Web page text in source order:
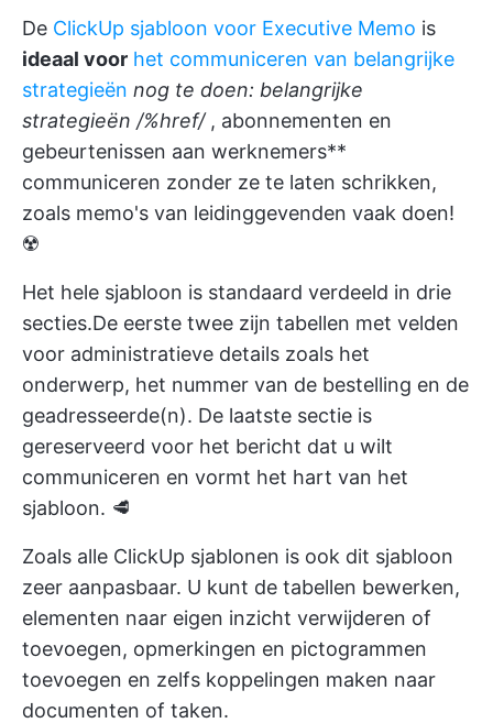
De ClickUp sjabloon voor Executive Memo is
ideaal voor het communiceren van belangrijke
strategieën nog te doen: belangrijke
strategieën /%href/ , abonnementen en
gebeurtenissen aan werknemers**
communiceren zonder ze te laten schrikken,
zoals memo's van leidinggevenden vaak doen!
☢️
Het hele sjabloon is standaard verdeeld in drie
secties.De eerste twee zijn tabellen met velden
voor administratieve details zoals het
onderwerp, het nummer van de bestelling en de
geadresseerde(n). De laatste sectie is
gereserveerd voor het bericht dat u wilt
communiceren en vormt het hart van het
sjabloon. 🥩
Zoals alle ClickUp sjablonen is ook dit sjabloon
zeer aanpasbaar. U kunt de tabellen bewerken,
elementen naar eigen inzicht verwijderen of
toevoegen, opmerkingen en pictogrammen
toevoegen en zelfs koppelingen maken naar
documenten of taken.